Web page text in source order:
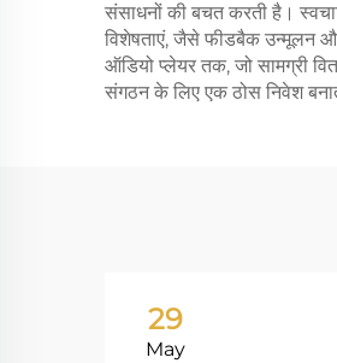
संसाधनों की बचत करती है।
विशेषताएं, जैसे फीडबैक उन्मूलन और
ऑडियो प्लेयर तक, जो सामग्री
संगठन के लिए एक ठोस निवेश
29
May